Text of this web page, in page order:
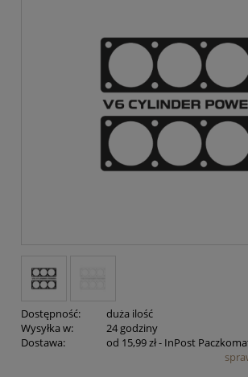
Dostępność:
duża ilość
Wysyłka w:
24 godziny
Dostawa:
od 15,99 zł- InPost
Cena nie zawiera ewentualnych kosztów